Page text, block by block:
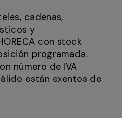
cadenas,
y
con stock
programada.
número de IVA
están exentos de